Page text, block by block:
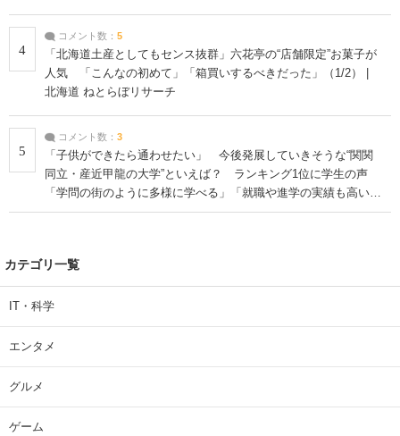
4
コメント数： 5
「北海道土産としてもセンス抜群」六花亭の“店舗限定”お菓子が
人気 「こんなの初めて」「箱買いするべきだった」（1/2） |
北海道 ねとらぼリサーチ
5
コメント数： 3
「子供ができたら通わせたい」 今後発展していきそうな“関関
同立・産近甲龍の大学”といえば？ ランキング1位に学生の声
「学問の街のように多様に学べる」「就職や進学の実績も高い」
| 大学 ねとらぼリサーチ
カテゴリ一覧
IT・科学
エンタメ
グルメ
ゲーム